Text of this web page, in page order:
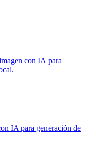
con IA para
IA para generación de